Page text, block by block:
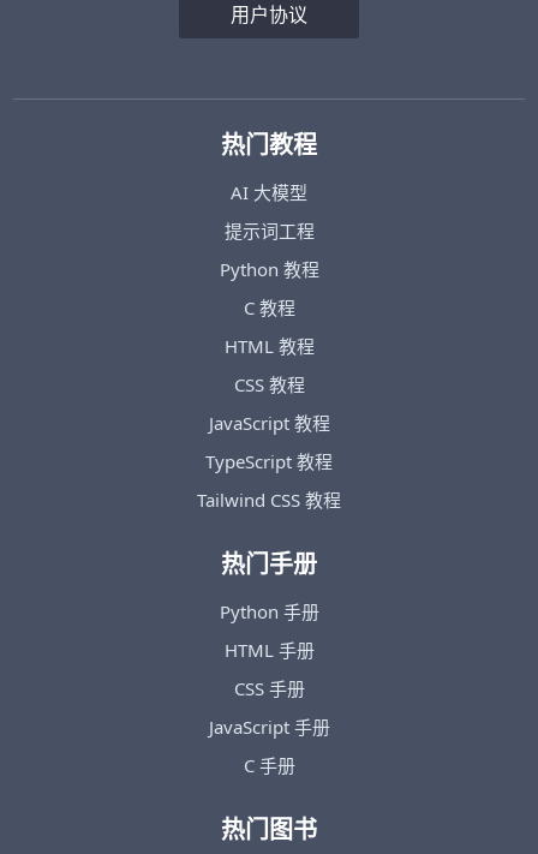
用户协议
热门教程
AI 大模型
提示词工程
Python 教程
C 教程
HTML 教程
CSS 教程
JavaScript 教程
TypeScript 教程
Tailwind CSS 教程
热门手册
Python 手册
HTML 手册
CSS 手册
JavaScript 手册
C 手册
热门图书